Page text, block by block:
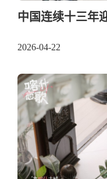
中国连续十三年
2026-04-22